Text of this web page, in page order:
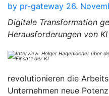
by pr-gateway 26.
Digitale Transformation
Herausforderungen von
revolutionieren die
Unternehmen neue